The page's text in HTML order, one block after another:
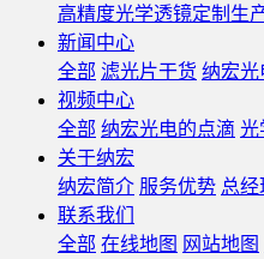
高精度光学透镜定制生
新闻中心
全部 滤光片干货 纳宏光
视频中心
全部 纳宏光电的点滴 光
关于纳宏
纳宏简介 服务优势 总经
联系我们
全部 在线地图 网站地图